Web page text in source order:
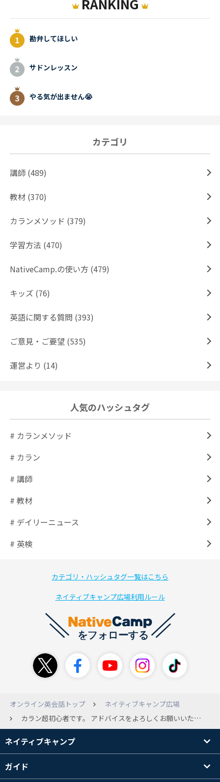
RANKING
勘弁してほしい
サドンレッスン
やる気が出ません😭
カテゴリ
講師 (489)
教材 (370)
カランメソッド (379)
学習方法 (470)
NativeCamp.の使い方 (479)
キッズ (76)
英語に関する質問 (393)
ご意見・ご要望 (535)
運営より (14)
人気のハッシュタグ
# カランメソッド
# カラン
# 講師
# 教材
# デイリーニュース
# 英検
カテゴリ・ハッシュタグ一覧はこちら
ネイティブキャンプ広場利用ルール
オンライン英会話トップ
ネイティブキャンプ広場
カラン超初心者です。 アドバイスをよろしくお願いいたします。 こちらでの投稿を拝見していると、講師の言う答えをシャドーイングするのが best のようですが、私にはその感じが今一つよくわかりません。 私にはシャドーイングはとても難易度が高いのです。 相手の言うことを聞きながら自分自身も話し続けるわけですよね。 何がなんだかわからなくなりそうです。 今は、講師の答えに頼らず自力で答えるようにしていますが、長い文章になるともたついて講師の答えに追いつかれ、自分が何を話しているのかわからなくなってしまいます。 復習にはかなりの時間をかけていますが、オーディオのようになめらかに話すことはできず、モゴモゴとした回答になります。 皆さんがおっしゃるようなシャドーイングをするにはどうしたらよいのでしょうか。
ネイティブキャンプ
ガイド